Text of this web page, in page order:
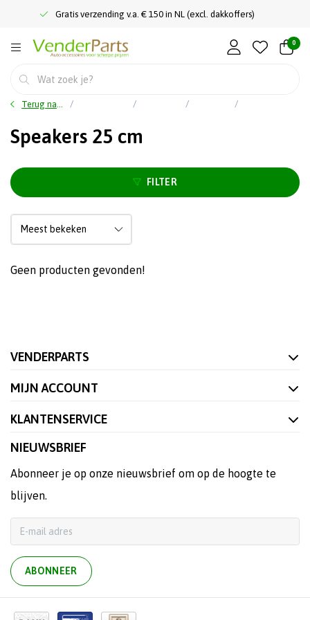
Gratis verzending v.a. € 150 in NL (excl. dakkoffers)
0
Terug naar home
Speakers 25 cm
FILTER
Geen producten gevonden!
VENDERPARTS
MIJN ACCOUNT
KLANTENSERVICE
NIEUWSBRIEF
Abonneer je op onze nieuwsbrief om op de hoogte te
blijven.
ABONNEER